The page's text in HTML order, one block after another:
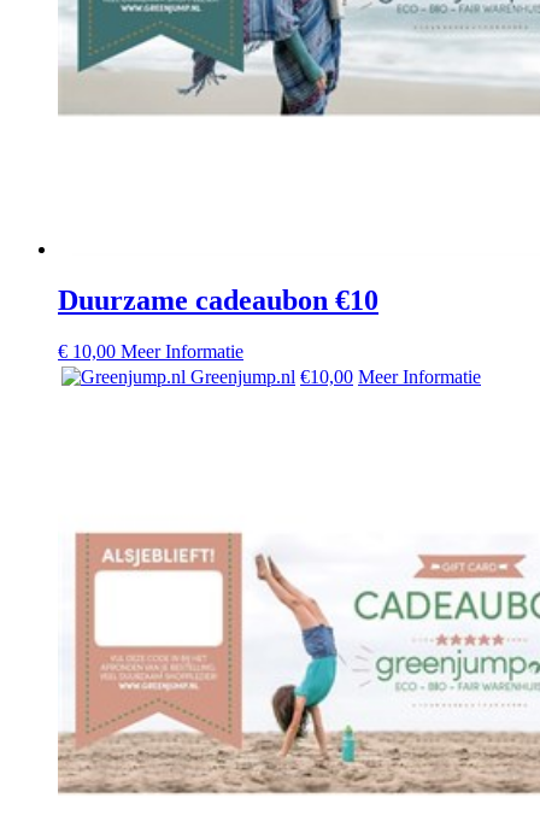
Duurzame cadeaubon €10
€ 10,00 Meer Informatie
Greenjump.nl €10,00 Meer Informatie